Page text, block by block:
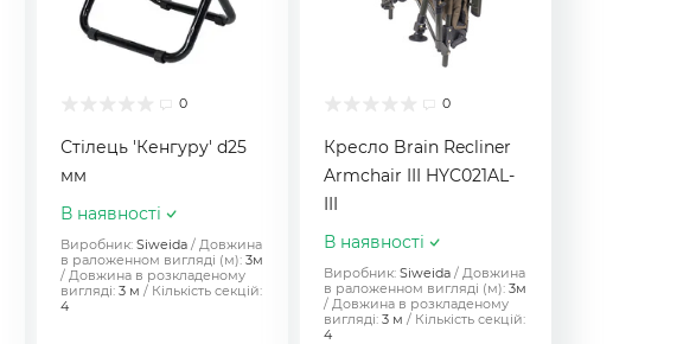
0
Стілець 'Кенгуру' d25
мм
В наявності
Виробник: Siweida
Довжина
в раложенном вигляді (м): 3м
Довжина в розкладеному
вигляді: 3 м
Кількість секцій:
4
0
Кресло Brain Recliner
Armchair III HYC021AL-
III
В наявності
Виробник: Siweida
Довжина
в раложенном вигляді (м): 3м
Довжина в розкладеному
вигляді: 3 м
Кількість секцій:
4